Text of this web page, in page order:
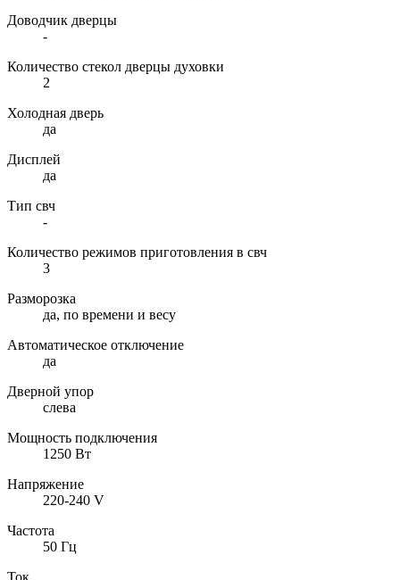
Доводчик дверцы
-
Количество стекол дверцы духовки
2
Холодная дверь
да
Дисплей
да
Тип свч
-
Количество режимов приготовления в свч
3
Разморозка
да, по времени и весу
Автоматическое отключение
да
Дверной упор
слева
Мощность подключения
1250 Вт
Напряжение
220-240 V
Частота
50 Гц
Ток